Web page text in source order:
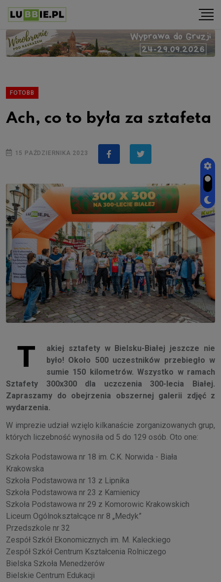
FOTOBB
Ach, co to była za sztafeta
15 PAŹDZIERNIKA 2023
T
akiej sztafety w Bielsku-Białej jeszcze nie
było! Około 500 uczestników przebiegło w
sumie 150 kilometrów. Wszystko w ramach
Sztafety 300x300 dla uczczenia 300-lecia Białej.
Zapraszamy do obejrzenia obszernej galerii zdjęć z
wydarzenia.
W imprezie udział wzięlo kilkanaście zorganizowanych grup,
których liczebność wynosiła od 5 do 129 osób. Oto one:
Szkoła Podstawowa nr 18 im. C.K. Norwida - Biała
Krakowska
Szkoła Podstawowa nr 13 z Lipnika
Szkoła Podstawowa nr 23 z Kamienicy
Szkoła Podstawowa nr 29 z Komorowic Krakowskich
Liceum Ogólnokształcące nr 8 „Medyk”
Przedszkole nr 32
Zespół Szkół Ekonomicznych im. M. Kaleckiego
Zespół Szkół Centrum Kształcenia Rolniczego
Bielska Szkoła Menedżerów
Bielskie Centrum Edukacji